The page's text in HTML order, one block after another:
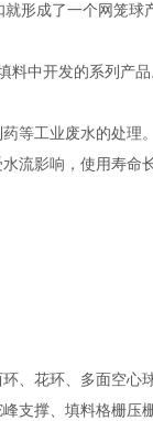
形成了一个网笼球
料中开发的系列产
等工业废水的处理。
流影响，使用寿命
、花环、多面空心
支撑、填料格栅压